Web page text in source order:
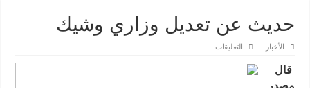
حديث عن تعديل وزاري وشيك
الأخبار التعليقات
عن
قال